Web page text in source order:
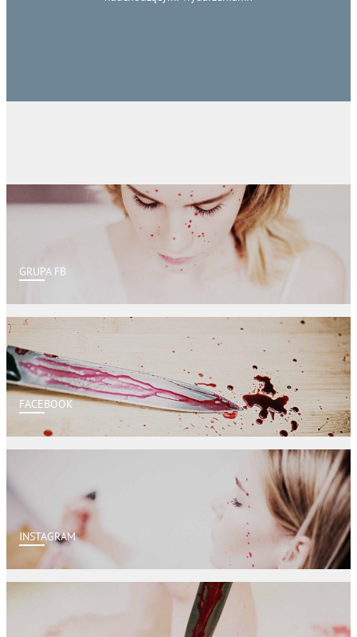
GRUPA FB
FACEBOOK
INSTAGRAM